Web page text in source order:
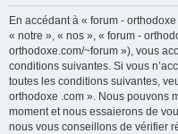
En accédant à « forum -
« notre », « nos », « forum -
orthodoxe.com/~forum »), vous
conditions suivantes. Si vous
toutes les conditions suivantes,
orthodoxe .com ». Nous pouvons
moment et nous essaierons de
nous vous conseillons de vérifier